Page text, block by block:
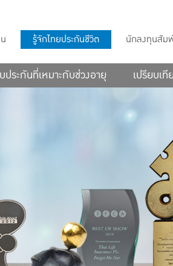
รู้จักไทยประกันชีวิต นักลงทุนสัม
ประกันที่เหมาะกับช่วงอายุ เปรียบเ